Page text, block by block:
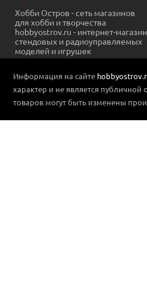
Хобби Остров - сеть магазинов
для хобби и творчества
hobbyostrov.ru - интернет-магазин
стендовых и радиоуправляемых
моделей и игрушек
Информация на сайте
характер и не является
товаров могут быть изменены